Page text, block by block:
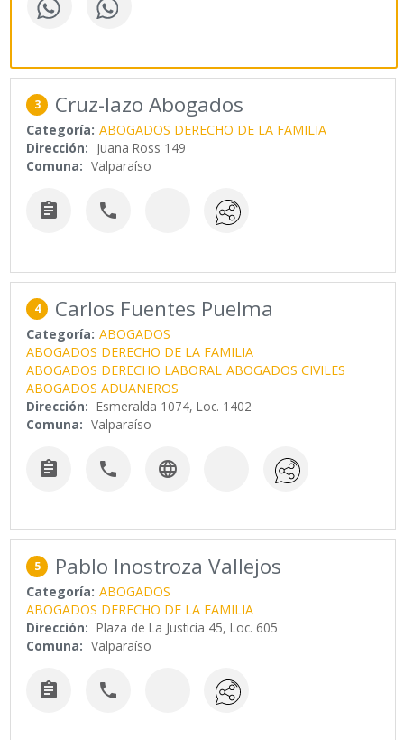
3 Cruz-lazo Abogados
Categoría: ABOGADOS DERECHO DE LA FAMILIA
Dirección: Juana Ross 149
Comuna: Valparaíso
 
4 Carlos Fuentes Puelma
Categoría: ABOGADOS
ABOGADOS DERECHO DE LA FAMILIA
ABOGADOS DERECHO LABORAL ABOGADOS CIVILES
ABOGADOS ADUANEROS
Dirección: Esmeralda 1074, Loc. 1402
Comuna: Valparaíso
  
5 Pablo Inostroza Vallejos
Categoría: ABOGADOS
ABOGADOS DERECHO DE LA FAMILIA
Dirección: Plaza de La Justicia 45, Loc. 605
Comuna: Valparaíso
 